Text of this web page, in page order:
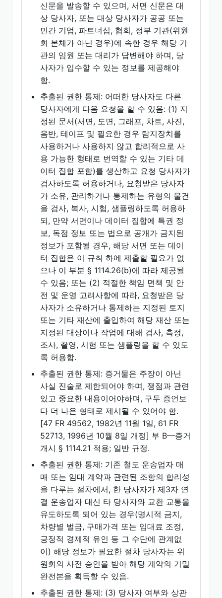
신문을 발송할 수 있으며, 서면 신문은 대
상 당사자, 또는 대상 당사자가 공공 또는
민간 기업, 파트너십, 협회, 정부 기관(위원
회 본체가 아닌 경우)에 속한 경우 해당 기
관의 임원 또는 대리가 답변해야 하며, 당
사자가 입수할 수 있는 정보를 제공해야
함.
추출된 권한 통제: 어떠한 당사자도 다른
당사자에게 다음 요청을 할 수 있음: (1) 지
정된 문서(서면, 도면, 그래프, 차트, 사진,
음반, 테이프 및 필요한 경우 탐지장치를
사용하거나 사용하지 않고 합리적으로 사
용 가능한 형태로 번역할 수 있는 기타 데
이터 집합 포함)를 생산하고 요청 당사자가
검사하도록 허용하거나, 요청받은 당사자
가 소유, 관리하거나 통제하는 유형의 물건
을 검사, 복사, 시험, 샘플링하도록 허용하
되, 만약 서면이나 데이터 집합에 특권 정
보, 독점 정보 또는 법으로 공개가 금지된
정보가 포함될 경우, 해당 서면 또는 데이
터 집합은 이 규칙 하에 제출할 필요가 없
으나 이 부분 § 1114.26(b)에 따라 제공될
수 있음; 또는 (2) 적절한 책임 면책 및 안
전 및 운영 고려사항에 따라, 요청받은 당
사자가 소유하거나 통제하는 지정된 토지
또는 기타 재산에 출입하여 해당 재산 또는
지정된 대상이나 작업에 대해 검사, 측정,
조사, 촬영, 시험 또는 샘플링을 할 수 있도
록 허용함.
추출된 권한 통제: 증거물은 주장이 아닌
사실 진술로 제한되어야 하며, 쟁점과 관련
있고 중요한 내용이어야하며, 구두 증언보
다 더 나은 형태로 제시될 수 있어야 함.
[47 FR 49562, 1982년 11월 1일, 61 FR
52713, 1996년 10월 8일 개정] 부 B—증거
개시 § 1114.21 적용; 일반 규정.
추출된 권한 통제: 기존 철도 운송업자 매
매 또는 임대 계약과 관련된 조항의 합리성
을 다루는 절차에서, 한 당사자가 제3자 연
결 운송업자 대신 타 당사자와 교환 교통을
유도하도록 되어 있는 경우(명시적 금지,
차량별 벌금, 구매가격 또는 임대료 조정,
긍정적 경제적 유인 등 그 수단에 관계없
이) 해당 정보가 필요한 절차 당사자는 위
원회의 사전 승인을 받아 해당 계약의 기밀
완전본을 획득할 수 있음.
추출된 권한 통제: (3) 당사자 여부와 상관